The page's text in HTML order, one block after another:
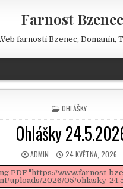
Farnost Bzenec
farností Bzenec, Domanín,
POSTED IN
OHLÁŠKY
Ohlášky
AUTHOR:
ADMIN PUBLISHED DATE:
24 KVĚTNA, 2026
PDF "https://www.farnost-
uploads/2026/05/ohlasky-